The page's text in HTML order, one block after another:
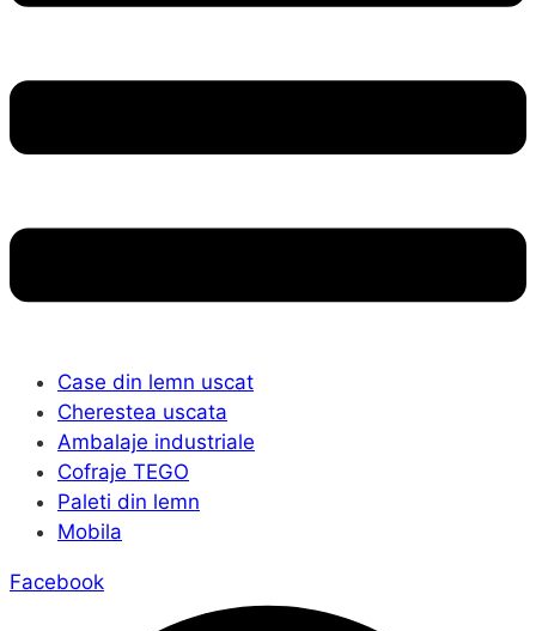
Case din lemn uscat
Cherestea uscata
Ambalaje industriale
Cofraje TEGO
Paleti din lemn
Mobila
Facebook